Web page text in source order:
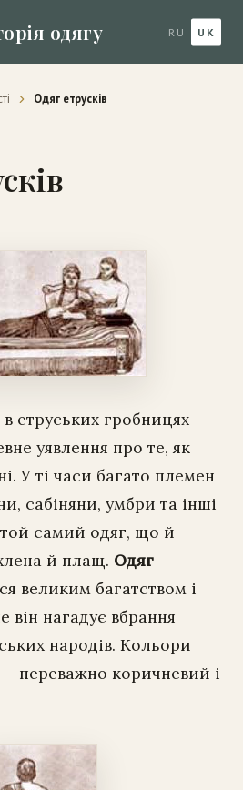
одягу RU UK
Одяг етрусків
етруських гробницях
уявлення про те, як
У ті часи багато племен
сабіняни, умбри та інші
самий одяг, що й
й плащ. Одяг
великим багатством і
він нагадує вбрання
народів. Кольори
— переважно коричневий і